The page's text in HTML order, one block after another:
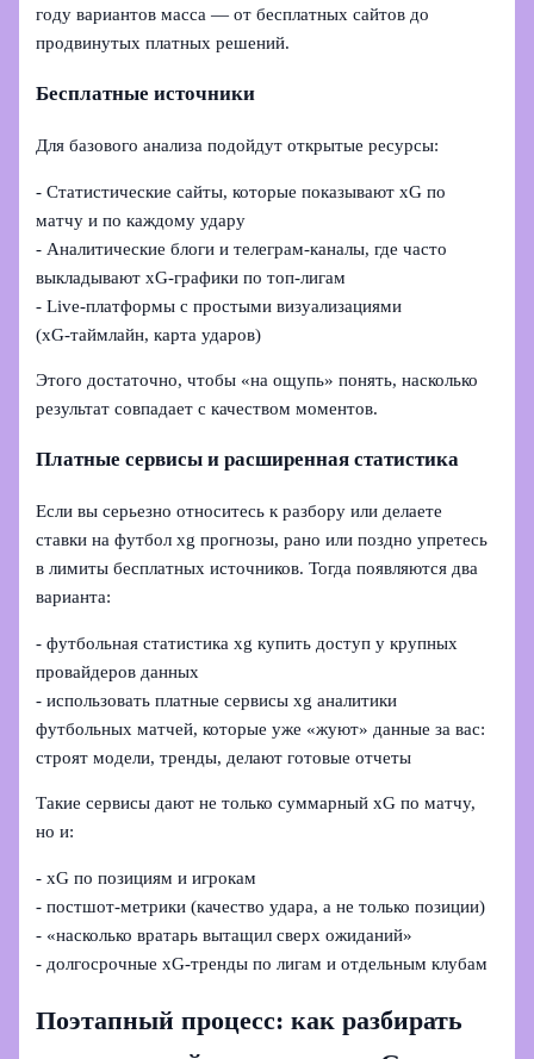
году вариантов масса — от бесплатных сайтов до
продвинутых платных решений.
Бесплатные источники
Для базового анализа подойдут открытые ресурсы:
- Статистические сайты, которые показывают xG по
матчу и по каждому удару
- Аналитические блоги и телеграм‑каналы, где часто
выкладывают xG‑графики по топ-лигам
- Live‑платформы с простыми визуализациями
(xG‑таймлайн, карта ударов)
Этого достаточно, чтобы «на ощупь» понять, насколько
результат совпадает с качеством моментов.
Платные сервисы и расширенная статистика
Если вы серьезно относитесь к разбору или делаете
ставки на футбол xg прогнозы, рано или поздно упретесь
в лимиты бесплатных источников. Тогда появляются два
варианта:
- футбольная статистика xg купить доступ у крупных
провайдеров данных
- использовать платные сервисы xg аналитики
футбольных матчей, которые уже «жуют» данные за вас:
строят модели, тренды, делают готовые отчеты
Такие сервисы дают не только суммарный xG по матчу,
но и:
- xG по позициям и игрокам
- постшот‑метрики (качество удара, а не только позиции)
- «насколько вратарь вытащил сверх ожиданий»
- долгосрочные xG‑тренды по лигам и отдельным клубам
Поэтапный процесс: как разбирать